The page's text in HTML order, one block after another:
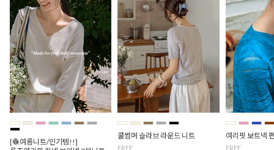
[🧶여름니트/인기템!!]
쿨썸머 슬라브 라운드 니트
FREE
여리핏 보트넥
FREE